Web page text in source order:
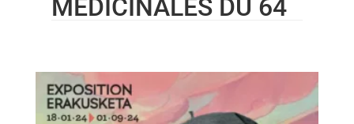
MÉDICINALES DU 64